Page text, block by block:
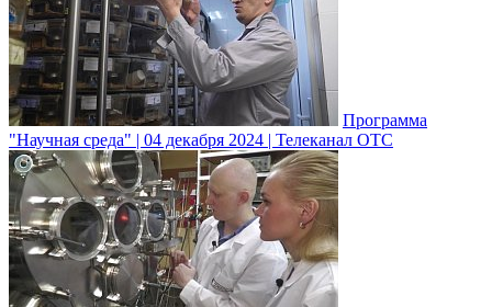
Программа
"Научная среда" | 04 декабря 2024 | Телеканал ОТС